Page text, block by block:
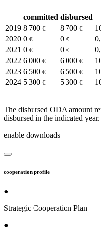
committed disbursed
2019 8 700 € 8 700 €
2020 0 € 0 €
2021 0 € 0 €
2022 6 000 € 6 000 €
2023 6 500 € 6 500 €
2024 5 300 € 5 300 €
The disbursed ODA amount
disbursed in the indicated year.
enable downloads
cooperation profile
●
Strategic Cooperation Plan
●